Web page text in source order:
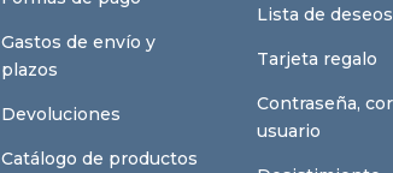
Gastos de envío y
plazos
Devoluciones
Catálogo de productos
Lista de deseos
Tarjeta regalo
Contraseña,
usuario